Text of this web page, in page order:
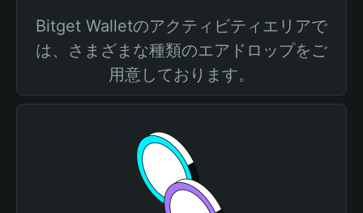
Bitget Walletのアクティビティエリアで
は、さまざまな種類のエアドロップをご
用意しております。